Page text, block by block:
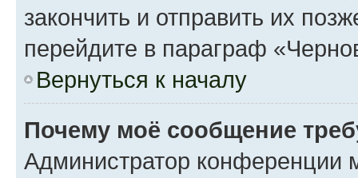
закончить и отправить их
перейдите в параграф
Вернуться к началу
Почему моё сообщение
Администратор конференции